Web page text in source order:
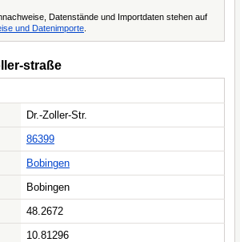
Datenstände und Importdaten stehen auf
und Datenimporte
straße
Dr.-Zoller-Str.
86399
Bobingen
Bobingen
48.2672
10.81296